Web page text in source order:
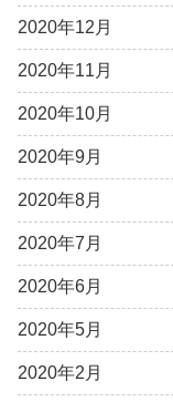
2020年12月
2020年11月
2020年10月
2020年9月
2020年8月
2020年7月
2020年6月
2020年5月
2020年2月